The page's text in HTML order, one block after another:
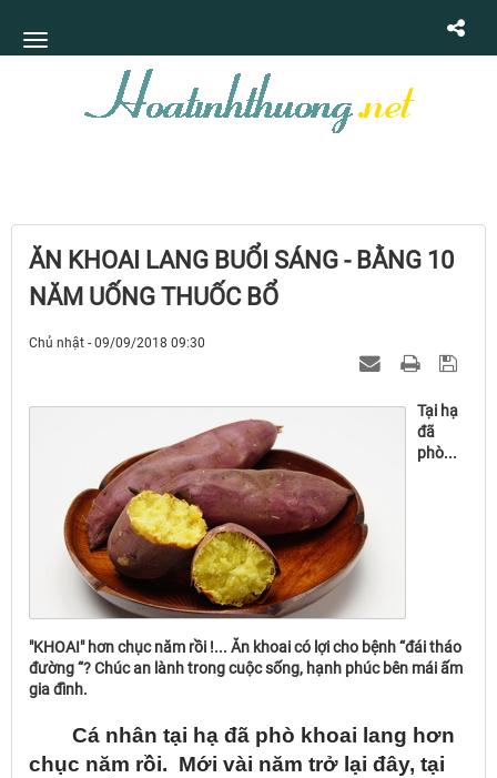
ĂN KHOAI LANG BUỔI SÁNG - BẰNG 10
NĂM UỐNG THUỐC BỔ
Chủ nhật - 09/09/2018 09:30
Tại hạ
đã
phò...
"KHOAI" hơn chục năm rồi !... Ăn khoai có lợi cho bệnh “đái tháo
đường “? Chúc an lành trong cuộc sống, hạnh phúc bên mái ấm
gia đình.
Cá nhân tại hạ đã phò khoai lang hơn
chục năm rồi. Mới vài năm trở ại đây, tại